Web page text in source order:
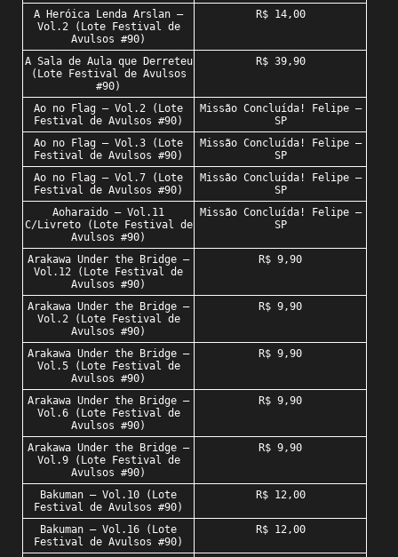
A Heróica Lenda Arslan –
Vol.2 (Lote Festival de
Avulsos #90)
R$ 14,00
A Sala de Aula que Derreteu
(Lote Festival de Avulsos
#90)
R$ 39,90
Ao no Flag – Vol.2 (Lote
Festival de Avulsos #90)
Missão Concluída! Felipe –
SP
Ao no Flag – Vol.3 (Lote
Festival de Avulsos #90)
Missão Concluída! Felipe –
SP
Ao no Flag – Vol.7 (Lote
Festival de Avulsos #90)
Missão Concluída! Felipe –
SP
Aoharaido – Vol.11
C/Livreto (Lote Festival de
Avulsos #90)
Missão Concluída! Felipe –
SP
Arakawa Under the Bridge –
Vol.12 (Lote Festival de
Avulsos #90)
R$ 9,90
Arakawa Under the Bridge –
Vol.2 (Lote Festival de
Avulsos #90)
R$ 9,90
Arakawa Under the Bridge –
Vol.5 (Lote Festival de
Avulsos #90)
R$ 9,90
Arakawa Under the Bridge –
Vol.6 (Lote Festival de
Avulsos #90)
R$ 9,90
Arakawa Under the Bridge –
Vol.9 (Lote Festival de
Avulsos #90)
R$ 9,90
Bakuman – Vol.10 (Lote
Festival de Avulsos #90)
R$ 12,00
Bakuman – Vol.16 (Lote
Festival de Avulsos #90)
R$ 12,00